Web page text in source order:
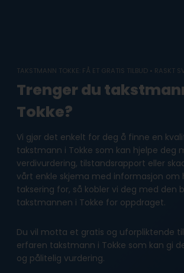
TAKSTMANN TOKKE: FÅ ET GRATIS TILBUD • RASKT
Trenger du
Tokke?
Vi gjør det enkelt for deg å finne en
takstmann i Tokke som kan hjelpe deg
verdivurdering, tilstandsrapport eller
vårt enkle skjema med informasjon om
taksering for, så kobler vi deg med den
takstmannen i Tokke for oppdraget.
Du vil motta et gratis og uforpliktende
erfaren takstmann i Tokke som kan gi
og pålitelig vurdering.